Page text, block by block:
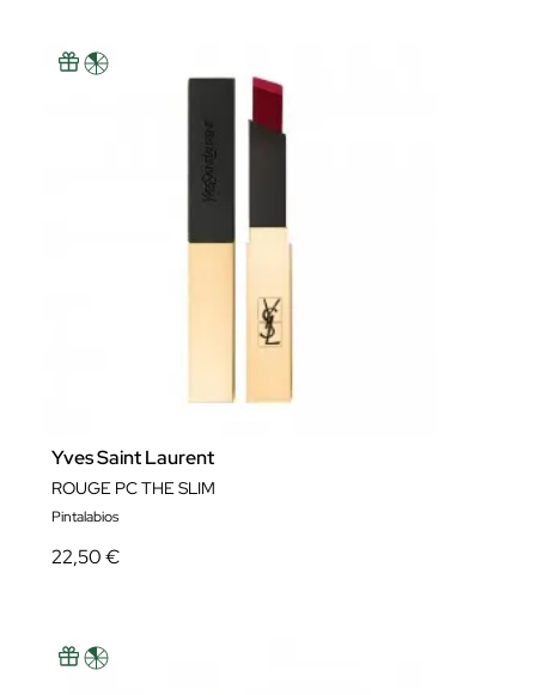
Yves Saint Laurent
ROUGE PC THE SLIM
Pintalabios
22,50 €